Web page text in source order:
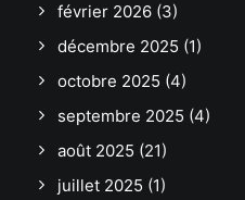
février 2026 (3)
décembre 2025 (1)
octobre 2025 (4)
septembre 2025 (4)
août 2025 (21)
juillet 2025 (1)